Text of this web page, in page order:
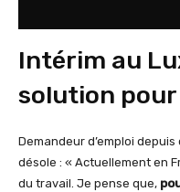
Intérim au
solution pour
Demandeur d’emploi
désole : « Actuellement en
du travail. Je pense que,